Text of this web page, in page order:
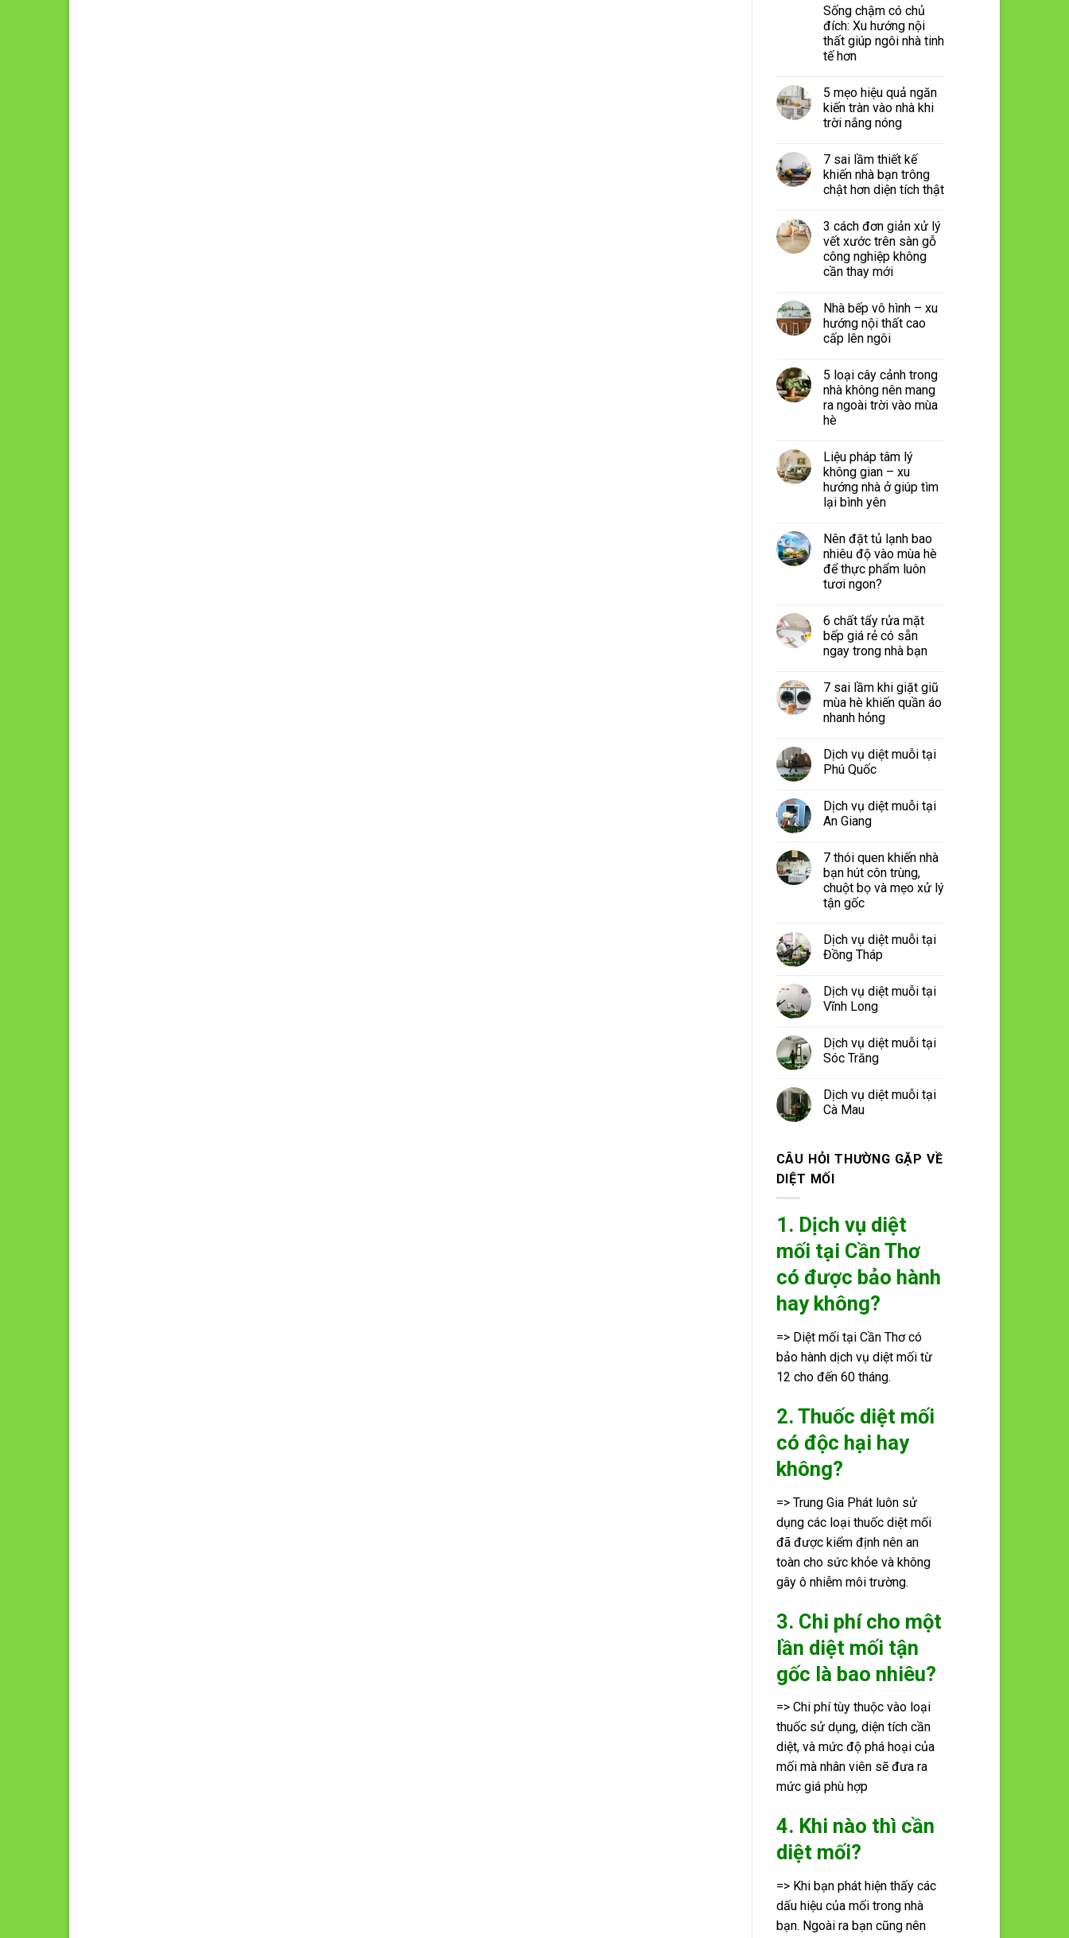
Sống chậm có chủ
đích: Xu hướng nội
thất giúp ngôi nhà tinh
tế hơn
5 mẹo hiệu quả ngăn
kiến tràn vào nhà khi
trời nắng nóng
7 sai lầm thiết kế
khiến nhà bạn trông
chật hơn diện tích thật
3 cách đơn giản xử lý
vết xước trên sàn gỗ
công nghiệp không
cần thay mới
Nhà bếp vô hình – xu
hướng nội thất cao
cấp lên ngôi
5 loại cây cảnh trong
nhà không nên mang
ra ngoài trời vào mùa
hè
Liệu pháp tâm lý
không gian – xu
hướng nhà ở giúp tìm
lại bình yên
Nên đặt tủ lạnh bao
nhiêu độ vào mùa hè
để thực phẩm luôn
tươi ngon?
6 chất tẩy rửa mặt
bếp giá rẻ có sẵn
ngay trong nhà bạn
7 sai lầm khi giặt giũ
mùa hè khiến quần áo
nhanh hỏng
Dịch vụ diệt muỗi tại
Phú Quốc
Dịch vụ diệt muỗi tại
An Giang
7 thói quen khiến nhà
bạn hút côn trùng,
chuột bọ và mẹo xử lý
tận gốc
Dịch vụ diệt muỗi tại
Đồng Tháp
Dịch vụ diệt muỗi tại
Vĩnh Long
Dịch vụ diệt muỗi tại
Sóc Trăng
Dịch vụ diệt muỗi tại
Cà Mau
CÂU HỎI THƯỜNG GẶP VỀ
DIỆT MỐI
1. Dịch vụ diệt
mối tại Cần Thơ
có được bảo hành
hay không?
=> Diệt mối tại Cần Thơ có
bảo hành dịch vụ diệt mối từ
12 cho đến 60 tháng.
2. Thuốc diệt mối
có độc hại hay
không?
=> Trung Gia Phát luôn sử
dụng các loại thuốc diệt mối
đã được kiểm định nên an
toàn cho sức khỏe và không
gây ô nhiễm môi trường.
3. Chi phí cho một
lần diệt mối tận
gốc là bao nhiêu?
=> Chi phí tùy thuộc vào loại
thuốc sử dụng, diện tích cần
diệt, và mức độ phá hoại của
mối mà nhân viên sẽ đưa ra
mức giá phù hợp
4. Khi nào thì cần
diệt mối?
=> Khi bạn phát hiện thấy các
dấu hiệu của mối trong nhà
bạn. Ngoài ra bạn cũng nên